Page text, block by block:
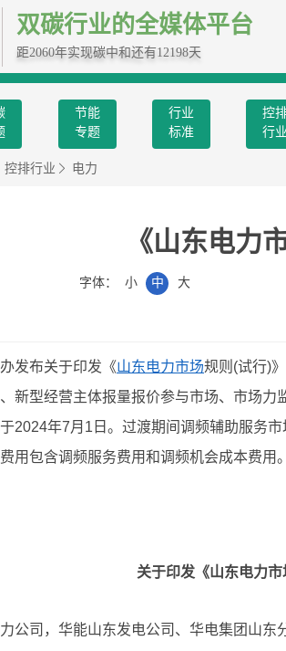
双碳行业的全媒体平台
距2060年实现碳中和还有12198天
节能
专题
行业
标准
控
行业
控排行业 电力
《山东电力
字体： 小 中 大
发布关于印发《山东电力市场规则(试行)
新型经营主体报量报价参与市场、市场
2024年7月1日。过渡期间调频辅助服务
用包含调频服务费用和调频机会成本费用。
关于印发《山东电力
公司，华能山东发电公司、华电集团山